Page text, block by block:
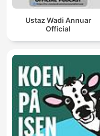
Ustaz Wadi Annuar
Official